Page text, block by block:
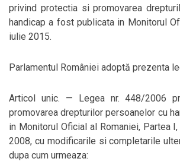
privind protectia si promovarea
handicap a fost publicata in Monitorul
iulie 2015.
Parlamentul României adoptă prezenta
Articol unic. — Legea nr. 448/2006
promovarea drepturilor persoanelor cu
in Monitorul Oficial al Romaniei, Partea
2008, cu modificarile si completarile
dupa cum urmeaza: